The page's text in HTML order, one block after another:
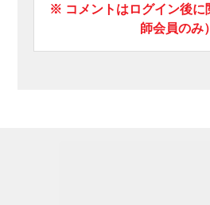
※ コメントはログイン後に
師会員のみ）